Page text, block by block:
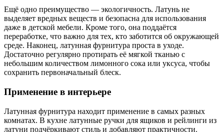
Ещё одно преимущество — экологичность. Латунь не
выделяет вредных веществ и безопасна для использования
даже в детской мебели. Кроме того, она поддаётся
переработке, что важно для тех, кто заботится об окружающей
среде. Наконец, латунная фурнитура проста в уходе.
Достаточно регулярно протирать её мягкой тканью с
небольшим количеством лимонного сока или уксуса, чтобы
сохранить первоначальный блеск.
Применение в интерьере
Латунная фурнитура находит применение в самых разных
комнатах. В кухне латунные ручки для ящиков и рейлинги из
латуни подчёркивают стиль и добавляют практичности.